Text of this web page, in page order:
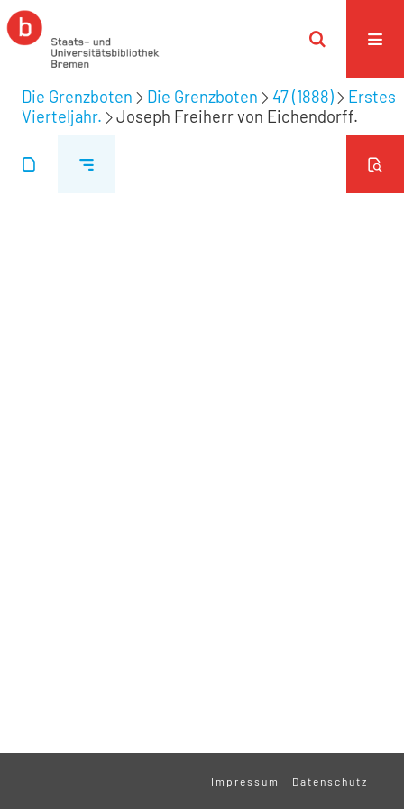
Die Grenzboten Die Grenzboten 47 (1888)
Erstes
Vierteljahr.
Joseph Freiherr von Eichendorff.
Impressum Datenschutz